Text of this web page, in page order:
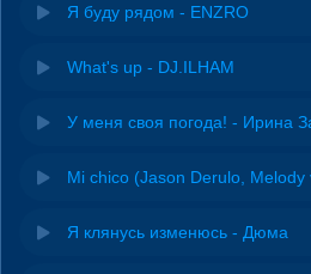
Я буду рядом - ENZRO
What's up - DJ.ILHAM
У меня своя погода! - Ирина
Я клянусь изменюсь - Дюма